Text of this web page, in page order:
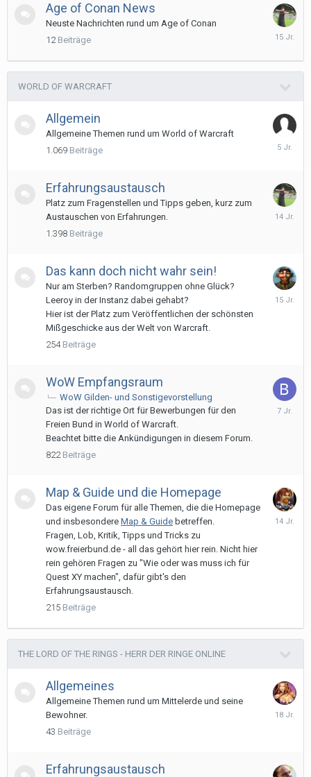
Age of Conan News
Neuste Nachrichten rund um Age of Conan
12 Beiträge
19.
2011
WORLD OF WARCRAFT
Allgemein
Allgemeine Themen rund um World of Warcraft
1.069 Beiträge
24.
Erfahrungsaustausch
Platz zum Fragenstellen und Tipps geben, kurz zum
Austauschen von Erfahrungen.
1.398 Beiträge
14.
Das kann doch nicht wahr sein!
Nur am Sterben? Randomgruppen ohne Glück?
Leeroy in der Instanz dabei gehabt?
Hier ist der Platz zum Veröffentlichen der schönsten
Mißgeschicke aus der Welt von Warcraft.
254 Beiträge
22.
WoW Empfangsraum
WoW Gilden- und Sonstigevorstellung
Das ist der richtige Ort für Bewerbungen für den
Freien Bund in World of Warcraft.
Beachtet bitte die Ankündigungen in diesem Forum.
822 Beiträge
15.
Map & Guide und die Homepage
Das eigene Forum für alle Themen, die die Homepage
und insbesondere Map & Guide betreffen.
Fragen, Lob, Kritik, Tipps und Tricks zu
wow.freierbund.de - all das gehört hier rein. Nicht hier
rein gehören Fragen zu "Wie oder was muss ich für
Quest XY machen", dafür gibt's den
Erfahrungsaustausch.
215 Beiträge
16.
THE LORD OF THE RINGS - HERR DER RINGE ONLINE
Allgemeines
Allgemeine Themen rund um Mittelerde und seine
Bewohner.
43 Beiträge
11.
Erfahrungsaustausch